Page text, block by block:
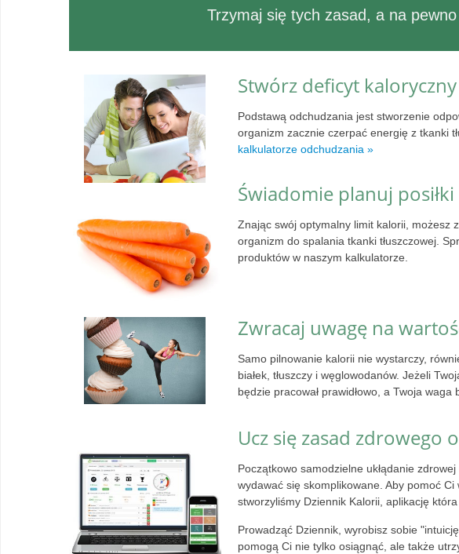
Trzymaj się tych zasad, a na
Stwórz deficyt kaloryczny
Podstawą odchudzania jest stworzenie
organizm zacznie czerpać energię z tkanki
kalkulatorze odchudzania »
Świadomie planuj posiłki
Znając swój optymalny limit kalorii, możesz
organizm do spalania tkanki tłuszczowej.
produktów w naszym kalkulatorze.
Zwracaj uwagę na
Samo pilnowanie kalorii nie wystarczy,
białek, tłuszczy i węglowodanów. Jeżeli
będzie pracował prawidłowo, a Twoja waga
Ucz się zasad zdrowego
Początkowo samodzielne ukłądanie
wydawać się skomplikowane. Aby pomoć
stworzyliśmy Dziennik Kalorii, aplikację
Prowadząć Dziennik, wyrobisz sobie
pomogą Ci nie tylko osiągnąć, ale także